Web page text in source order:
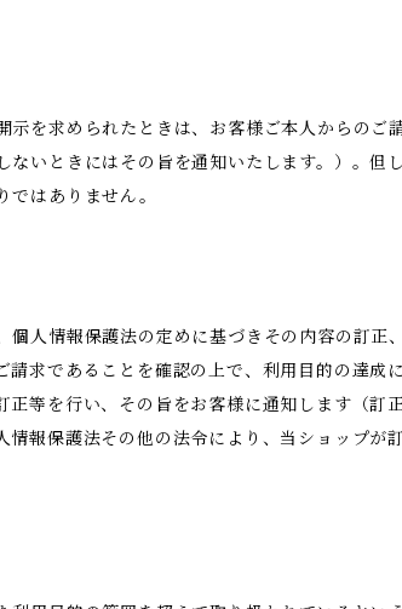
を求められたときは、お客様ご本人からのご
いときにはその旨を通知いたします。）。但
はありません。
人情報保護法の定めに基づきその内容の訂正
求であることを確認の上で、利用目的の達成
等を行い、その旨をお客様に通知します（訂
報保護法その他の法令により、当ショップが